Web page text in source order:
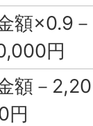
額×0.9－
円
額－2,20
円